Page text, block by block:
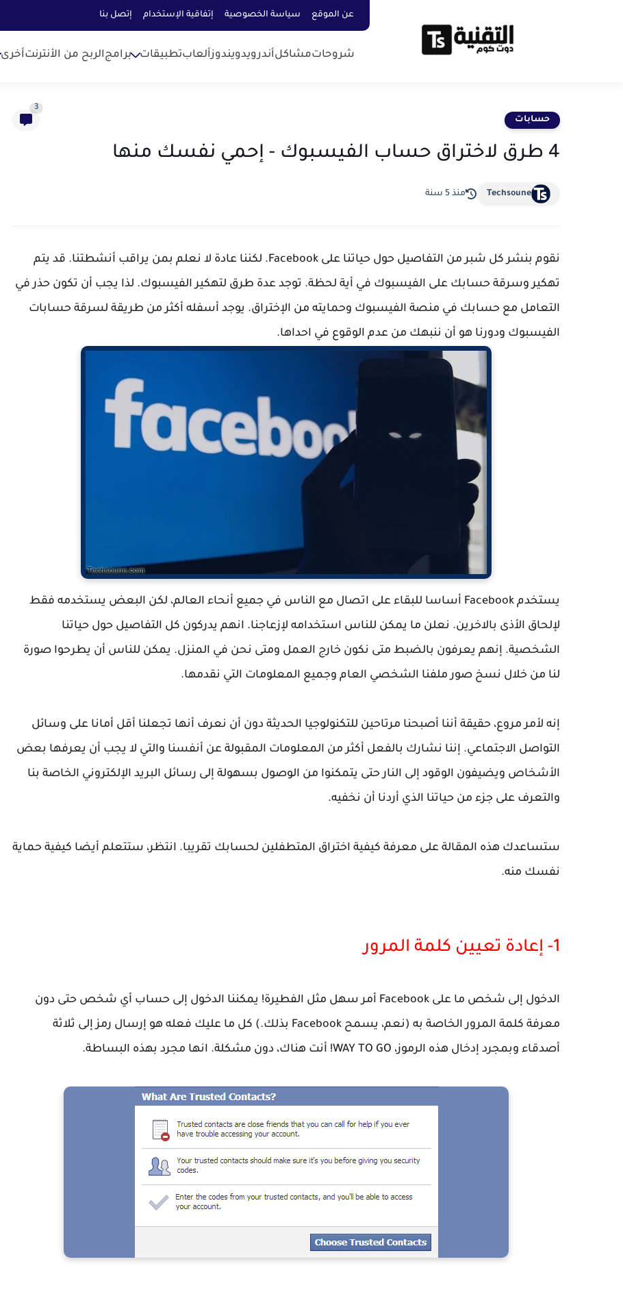
عن الموقع سياسة الخصوصية إتفاقية الإستخدام إتصل بنا
شروحاتمشاكلأندرويدويندوزألعابتطبيقات برامجالربح من الأنترنتأخرى
حسابات
3
4 طرق لاختراق حساب الفيسبوك - إحمي نفسك منها
Techsoune منذ 5 سنة
نقوم بنشر كل شبر من التفاصيل حول حياتنا على Facebook. لكننا عادة لا نعلم بمن يراقب أنشطتنا. قد يتم
تهكير وسرقة حسابك على الفيسبوك في أية لحظة. توجد عدة طرق لتهكير الفيسبوك. لذا يجب أن تكون حذر في
التعامل مع حسابك في منصة الفيسبوك وحمايته من الإختراق. يوجد أسفله أكثر من طريقة لسرقة حسابات
الفيسبوك ودورنا هو أن ننبهك من عدم الوقوع في احداها.
يستخدم Facebook أساسا للبقاء على اتصال مع الناس في جميع أنحاء العالم، لكن البعض يستخدمه فقط
لإلحاق الأذى بالاخرين. نعلن ما يمكن للناس استخدامه لإزعاجنا. انهم يدركون كل التفاصيل حول حياتنا
الشخصية. إنهم يعرفون بالضبط متى نكون خارج العمل ومتى نحن في المنزل. يمكن للناس أن يطرحوا صورة
لنا من خلال نسخ صور ملفنا الشخصي العام وجميع المعلومات التي نقدمها.
إنه لأمر مروع، حقيقة أننا أصبحنا مرتاحين للتكنولوجيا الحديثة دون أن نعرف أنها تجعلنا أقل أمانا على وسائل
التواصل الاجتماعي. إننا نشارك بالفعل أكثر من المعلومات المقبولة عن أنفسنا والتي لا يجب أن يعرفها بعض
الأشخاص ويضيفون الوقود إلى النار حتى يتمكنوا من الوصول بسهولة إلى رسائل البريد الإلكتروني الخاصة بنا
والتعرف على جزء من حياتنا الذي أردنا أن نخفيه.
ستساعدك هذه المقالة على معرفة كيفية اختراق المتطفلين لحسابك تقريبا. انتظر، ستتعلم أيضا كيفية حماية
نفسك منه.
1- إعادة تعيين كلمة المرور
الدخول إلى شخص ما على Facebook أمر سهل مثل الفطيرة! يمكننا الدخول إلى حساب أي شخص حتى دون
معرفة كلمة المرور الخاصة به (نعم، يسمح Facebook بذلك.) كل ما عليك فعله هو إرسال رمز إلى ثلاثة
أصدقاء وبمجرد إدخال هذه الرموز، WAY TO GO! أنت هناك، دون مشكلة. انها مجرد بهذه البساطة.